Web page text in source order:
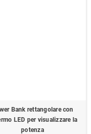
Bank rettangolare con
LED per visualizzare la
potenza